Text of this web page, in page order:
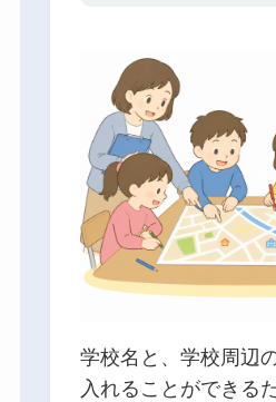
学校名と、学校周辺
入れることができる